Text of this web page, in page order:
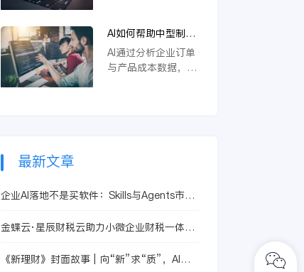
价值链协同，确保战
略目标有效落地。
模块化设计（如
CBB）优化物料编码
管理，并借助AI合同
AI如何帮助中型制造
企业识别亏损订单和
低毛利产品？
AI通过分析企业订单
与产品成本数据，能
最新文章
企业AI落地不是买软件：Skills与Agents市场
金蝶云·星辰财税云助力小微企业财税一体化
《新理财》封面故事 | 向“新”求“质”，AI助